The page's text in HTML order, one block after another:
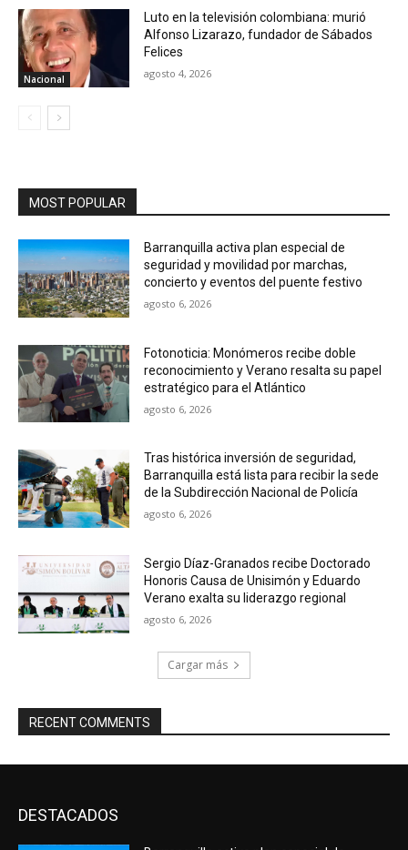
Nacional
Luto en la televisión colombiana: murió
Alfonso Lizarazo, fundador de Sábados
Felices
agosto 4, 2026
MOST POPULAR
Barranquilla activa plan especial de
seguridad y movilidad por marchas,
concierto y eventos del puente festivo
agosto 6, 2026
Fotonoticia: Monómeros recibe doble
reconocimiento y Verano resalta su papel
estratégico para el Atlántico
agosto 6, 2026
Tras histórica inversión de seguridad,
Barranquilla está lista para recibir la sede
de la Subdirección Nacional de Policía
agosto 6, 2026
Sergio Díaz-Granados recibe Doctorado
Honoris Causa de Unisimón y Eduardo
Verano exalta su liderazgo regional
agosto 6, 2026
Cargar más
RECENT COMMENTS
DESTACADOS